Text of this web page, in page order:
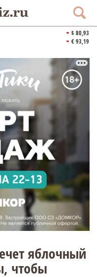
$ 80,93
€ 93,19
яблочный
чтобы